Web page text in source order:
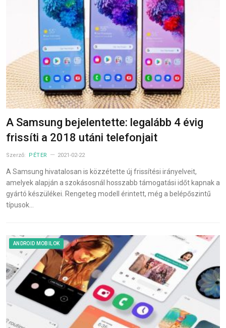
A Samsung bejelentette: legalább 4 évig
frissíti a 2018 utáni telefonjait
Szerző: PÉTER 2021-02-22
A Samsung hivatalosan is közzétette új frissítési irányelveit,
amelyek alapján a szokásosnál hosszabb támogatási időt kapnak a
gyártó készülékei. Rengeteg modell érintett, még a belépőszintű
típusok…
ANDROID MOBILOK